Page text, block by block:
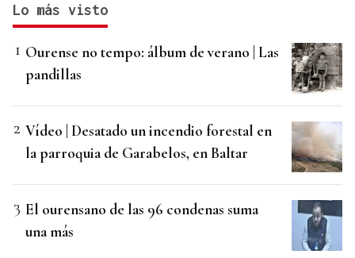
Lo más visto
Ourense no tempo: álbum de verano | Las
pandillas
Vídeo | Desatado un incendio forestal en
la parroquia de Garabelos, en Baltar
El ourensano de las 96 condenas suma
una más